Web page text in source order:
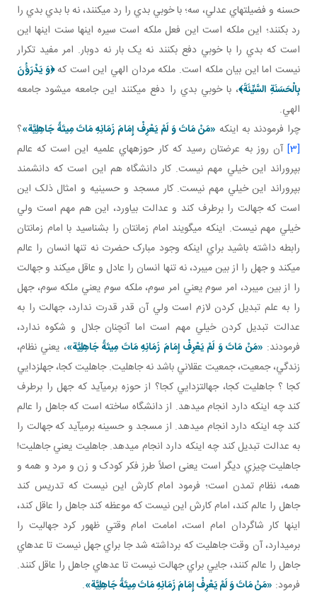
حسنه و فضيلت هاي عدلي، سه؛ با خوبي بدي را رد مي کنند، نه با بدي بدي را
رد بکنند؛ اين ملکه است اين فعل ملکه است سيره اينها سنت اينها اين
است که بدي را با خوبي دفع بکنند نه يک بار نه دوبار. امر مفيد تکرار
نيست اما اين بيان ملکه است. ملکه مردان الهي اين است که﴿وَ يَدْرَؤُنَ
بِالْحَسَنَةِ السَّيِّئَةَ﴾، با خوبي بدي را دفع مي کنند اين جامعه مي شود جامعه
الهي.
چرا فرمودند به اينکه «مَنْ مَاتَ وَ لَمْ يَعْرِفْ إِمَامَ زَمَانِهِ مَاتَ مِيتَةً جَاهِلِيَّة»؟
[3]
آن روز به عرضتان رسيد که کار حوزه هاي علميه اين است که عالم
بپروراند اين خيلي مهم نيست. کار دانشگاه هم اين است که دانشمند
بپروراند اين خيلي مهم نيست. کار مسجد و حسينيه و امثال ذلک اين
است که جهالت را برطرف کند و عدالت بياورد، اين هم مهم است ولي
خيلي مهم نيست. اينکه مي گويند امام زمانتان را بشناسيد با امام زمانتان
رابطه داشته باشيد براي اينکه وجود مبارک حضرت نه تنها انسان را عالم
مي کند و جهل را از بين مي برد، نه تنها انسان را عادل و عاقل مي کند و جهالت
را از بين مي برد، امر سوم يعني امر سوم، ملکه سوم يعني ملکه سوم، جهل
را به علم تبديل کردن لازم است ولي آن قدر قدرت ندارد، جهالت را به
عدالت تبديل کردن خيلي مهم است اما آن چنان جلال و شکوه ندارد،
فرمودند: «مَنْ مَاتَ وَ لَمْ يَعْرِفْ إِمَامَ زَمَانِهِ مَاتَ مِيتَةً جَاهِلِيَّة»، يعني نظام،
زندگي، جمعيت، جمعيت عقلاني باشد نه جاهليت. جاهليت کجا، جهل زدايي
کجا ؟ جاهليت کجا، جهالت زدايي کجا؟ از حوزه برمي آيد که جهل را برطرف
کند چه اينکه دارد انجام می­دهد. از دانشگاه ساخته است که جاهل را عالم
کند چه اينکه دارد انجام می­دهد. از مسجد و حسينه برمي آيد که جهالت را
به عدالت تبديل کند چه اينکه دارد انجام می­دهد. جاهليت يعني جاهليت!
جاهليت چيزي ديگر است يعنی اصلاً طرز فکر کودک و زن و مرد و همه و
همه، نظام تمدن است؛ فرمود امام کارش اين نيست که تدريس کند
جاهل را عالم کند، امام کارش اين نيست که موعظه کند جاهل را عاقل کند،
اينها کار شاگردان امام است، امامت امام وقتي ظهور کرد جهاليت را
برمي دارد، آن وقت جاهليت که برداشته شد جا براي جهل نيست تا عده اي
جاهل را عالم کنند، جايي براي جهالت نيست تا عده اي جاهل را عاقل کنند.
فرمود: «مَنْ مَاتَ وَ لَمْ يَعْرِفْ إِمَامَ زَمَانِهِ مَاتَ مِيتَةً جَاهِلِيَّة».